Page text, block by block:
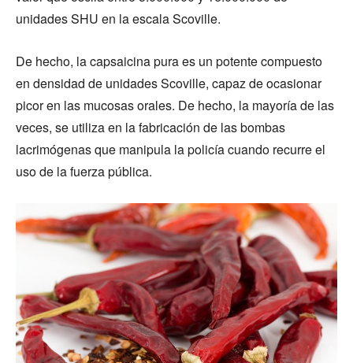
unidades SHU en la escala Scoville.
De hecho, la capsaicina pura es un potente compuesto
en densidad de unidades Scoville, capaz de ocasionar
picor en las mucosas orales. De hecho, la mayoría de las
veces, se utiliza en la fabricación de las bombas
lacrimógenas que manipula la policía cuando recurre el
uso de la fuerza pública.